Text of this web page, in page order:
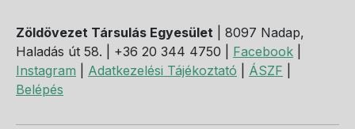
Zöldövezet Társulás Egyesület | 8097 Nadap,
Haladás út 58. | +36 20 344 4750 | Facebook
Instagram
Adatkezelési Tájékoztató ÁSZF
Belépés